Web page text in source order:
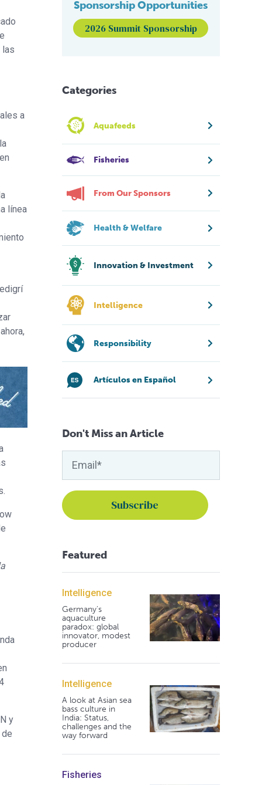
las
a
línea
y
Sponsorship Opportunities
2026 Summit Sponsorship
Categories
Aquafeeds
Fisheries
From Our Sponsors
Health & Welfare
Innovation & Investment
Intelligence
Responsibility
Artículos en Español
Don't Miss an Article
Featured
Intelligence
Germany's
aquaculture
paradox: global
innovator, modest
producer
Intelligence
A look at Asian sea
bass culture in
India: Status,
challenges and the
way forward
Fisheries